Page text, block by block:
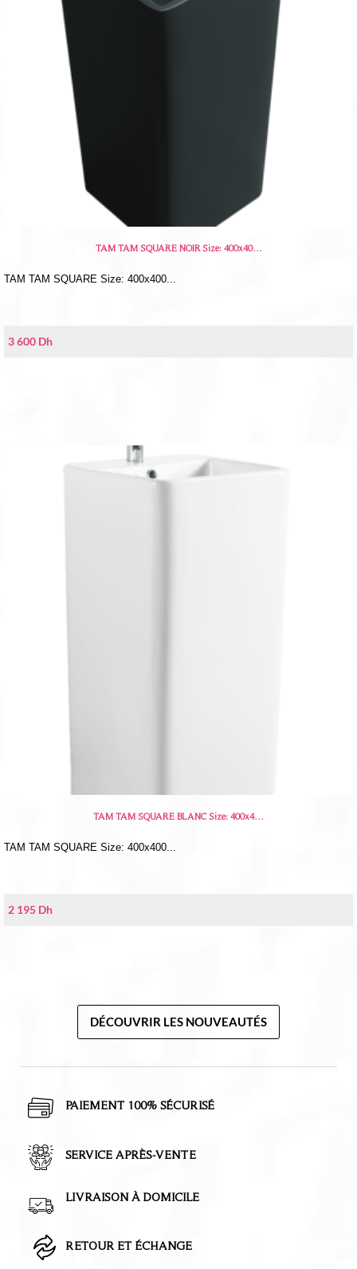
TAM TAM SQUARE NOIR Size: 400x40…
TAM TAM SQUARE Size: 400x400...
3 600 Dh
TAM TAM SQUARE BLANC Size: 400x4…
TAM TAM SQUARE Size: 400x400...
2 195 Dh
DÉCOUVRIR LES NOUVEAUTÉS
PAIEMENT 100% SÉCURISÉ
SERVICE APRÈS-VENTE
LIVRAISON À DOMICILE
RETOUR ET ÉCHANGE